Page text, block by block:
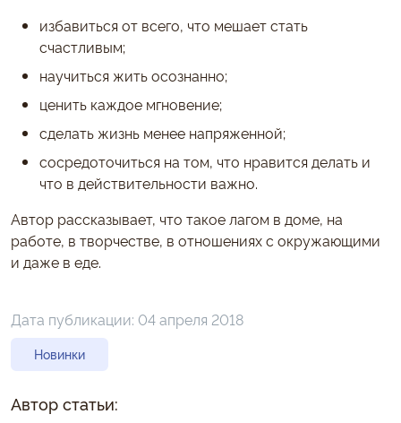
избавиться от всего, что мешает стать
счастливым;
научиться жить осознанно;
ценить каждое мгновение;
сделать жизнь менее напряженной;
сосредоточиться на том, что нравится делать и
что в действительности важно.
Автор рассказывает, что такое лагом в доме, на
работе, в творчестве, в отношениях с окружающими
и даже в еде.
Дата публикации: 04 апреля 2018
Новинки
Автор статьи: